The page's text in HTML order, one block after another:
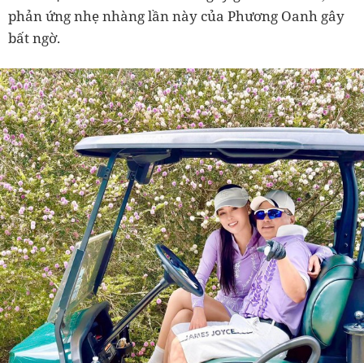
phản ứng nhẹ nhàng lần này của Phương Oanh gây
bất ngờ.